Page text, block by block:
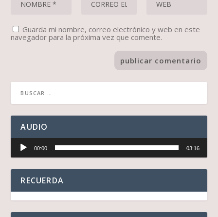
Guarda mi nombre, correo electrónico y web en este
navegador para la próxima vez que comente.
AUDIO
audio
00:00 03:16
RECUERDA